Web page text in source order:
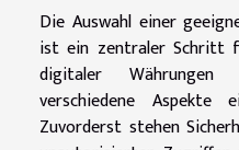
Die Auswahl einer
ist ein zentraler Schritt
digitaler
verschiedene Aspekte
Zuvorderst stehen